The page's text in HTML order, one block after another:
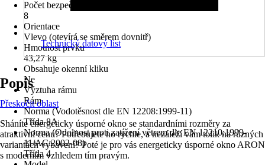
Počet bezpečnostních kotevních plechů
8
Orientace
Vlevo (otevírá se směrem dovnitř)
Hmotnost prvku
43,27 kg
Obsahuje okenní kliku
Ne
Výztuha rámu
Rám
Norma (Vodotěsnost dle EN 12208:1999-11)
Třída 8A
Norma (Odolnost proti zatížení větrem dle EN 12210:1999-
11/AC:2002-08)
Třída 4
Technický datový list
Popis
Přeskočit oblast
Sháníte energeticky úsporné okno se standardními rozměry za
atraktivní cenu? Potřebujete ho rychle, a nezáleží vám tolik na různých
variantách vybavení? Poté je pro vás energeticky úsporné okno ARON
s moderním vzhledem tím pravým.